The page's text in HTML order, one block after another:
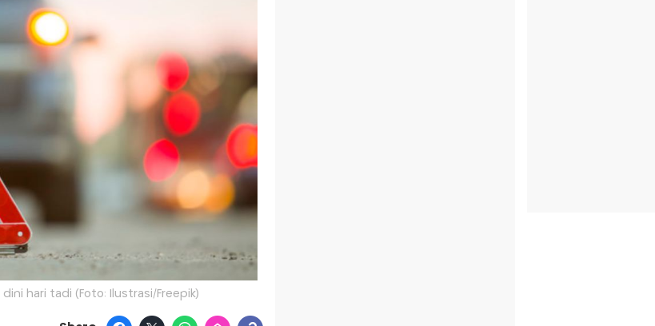
hari tadi (Foto: Ilustrasi/Freepik)